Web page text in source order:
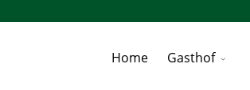
Home Gasthof